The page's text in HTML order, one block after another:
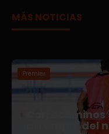
MÁS NOTICIAS
Premier
arranque del